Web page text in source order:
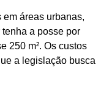
áreas urbanas,
a posse por
250 m². Os custos
a legislação busca